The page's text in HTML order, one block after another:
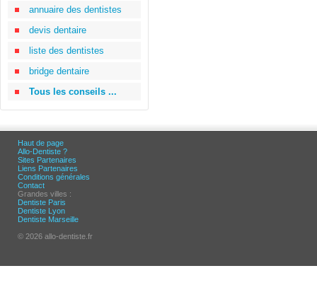
annuaire des dentistes
devis dentaire
liste des dentistes
bridge dentaire
Tous les conseils ...
Haut de page
Allo-Dentiste ?
Sites Partenaires
Liens Partenaires
Conditions générales
Contact
Grandes villes :
Dentiste Paris
Dentiste Lyon
Dentiste Marseille
© 2026 allo-dentiste.fr